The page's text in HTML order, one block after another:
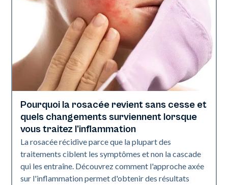
Santé de la peau
Pourquoi la rosacée revient sans cesse et
quels changements surviennent lorsque
vous traitez l'inflammation
La rosacée récidive parce que la plupart des
traitements ciblent les symptômes et non la cascade
qui les entraîne. Découvrez comment l'approche axée
sur l'inflammation permet d'obtenir des résultats